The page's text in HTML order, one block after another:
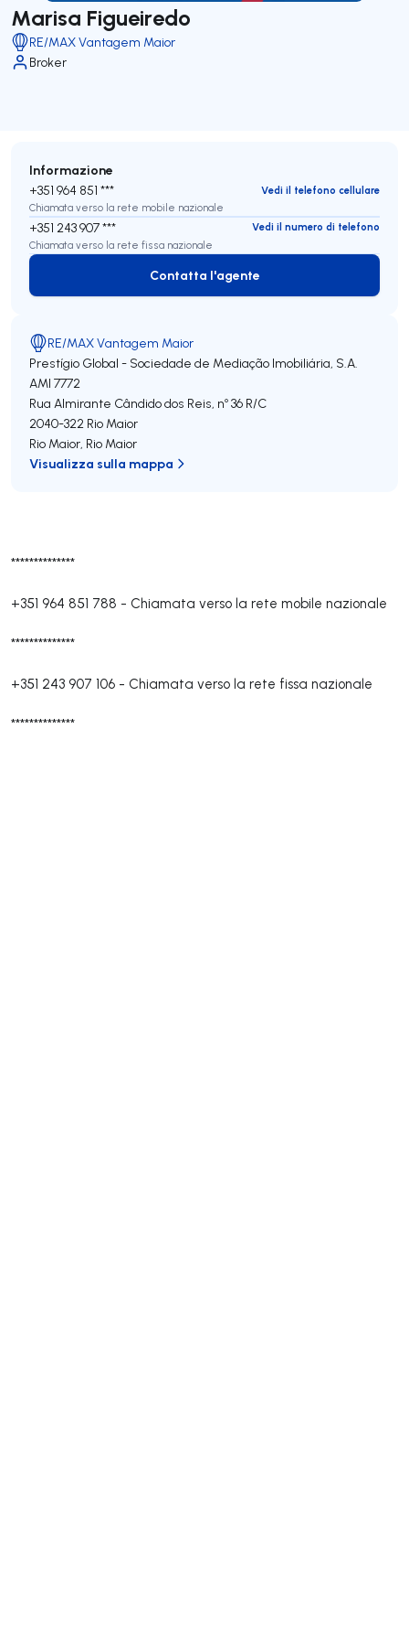
Marisa Figueiredo
RE/MAX Vantagem Maior
Broker
**************
+351 964 851 788 - Chiamata verso la rete mobile nazionale
**************
+351 243 907 106 - Chiamata verso la rete fissa nazionale
**************
Informazione
+351 964 851 ***
Vedi il telefono cellulare
Chiamata verso la rete mobile nazionale
+351 243 907 ***
Vedi il numero di telefono
Chiamata verso la rete fissa nazionale
Contatta l'agente
Contatta l'agente
RE/MAX Vantagem Maior
Prestígio Global - Sociedade de Mediação Imobiliária, S.A.
AMI 7772
Rua Almirante Cândido dos Reis, nº 36 R/C
2040-322 Rio Maior
Rio Maior, Rio Maior
Visualizza sulla mappa